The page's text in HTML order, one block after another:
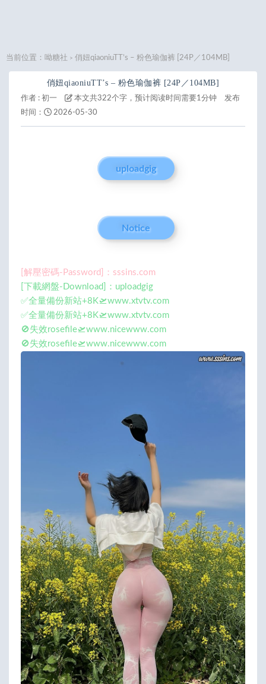
当前位置： 呦糖社 > 俏妞qiaoniuTT’s – 粉色瑜伽裤 [24P／104MB]
俏妞qiaoniuTT’s – 粉色瑜伽裤 [24P／104MB]
作者 : 初一 本文共322个字，预计阅读时间需要1分钟
发布
时间：
2026-05-30
uploadgig
Notice
[解壓密碼-Password]：sssins.com
[下載網盤-Download]：uploadgig
✅全量備份新站+8K🛫www.xtvtv.com
✅全量備份新站+8K🛫www.xtvtv.com
🚫失效rosefile🛫www.nicewww.com
🚫失效rosefile🛫www.nicewww.com